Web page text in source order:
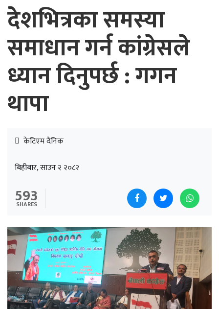
देशभित्रका समस्या
समाधान गर्न कांग्रेसले
ध्यान दिनुपर्छ : गगन
थापा
केटिएम दैनिक
बिहीबार, साउन २ २०८२
593
SHARES